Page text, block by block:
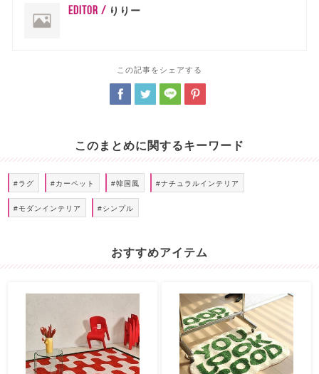
EDITOR / りりー
この記事をシェアする
このまとめに関するキーワード
#ラグ #カーペット #韓国風 #ナチュラルインテリア
#モダンインテリア #シンプル
おすすめアイテム